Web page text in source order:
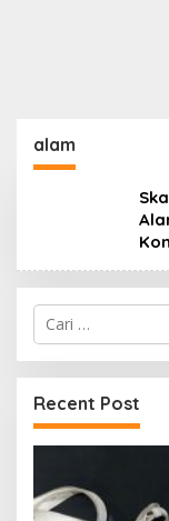
alam
Cari
untuk:
Recent Post